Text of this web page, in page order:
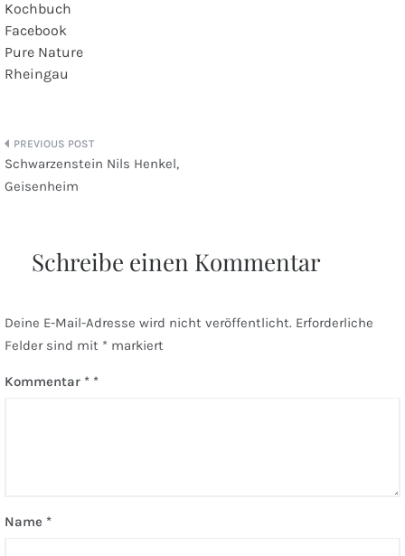
Kochbuch
Facebook
Pure Nature
Rheingau
Beitragsnavigation
Schwarzenstein Nils Henkel,
Geisenheim
Schreibe einen Kommentar
Deine E-Mail-Adresse wird nicht veröffentlicht. Erforderliche
Felder sind mit * markiert
Kommentar *
Name *